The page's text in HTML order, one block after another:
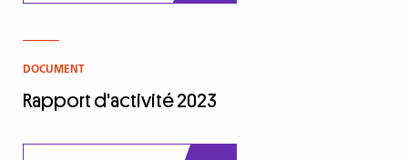
DOCUMENT
Rapport d'activité 2023